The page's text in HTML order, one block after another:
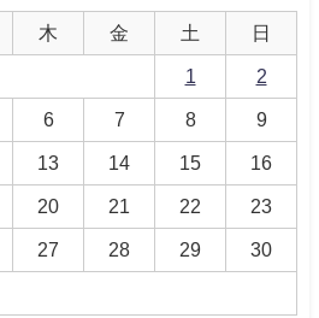
木 金 土 日
1 2
6 7 8 9
13 14 15 16
20 21 22 23
27 28 29 30